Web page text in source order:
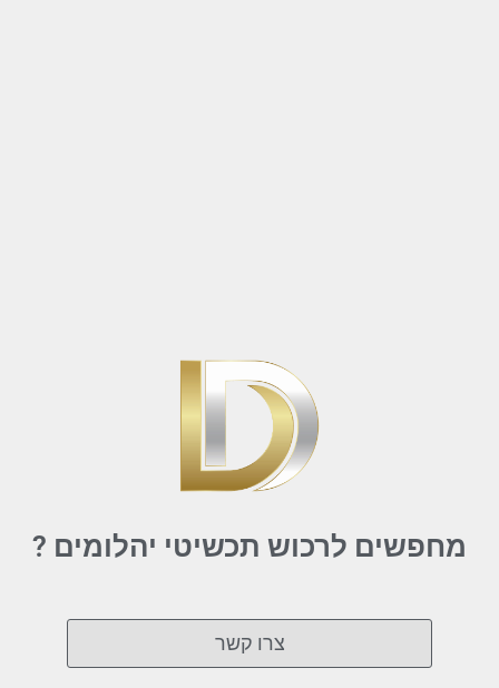
מחפשים לרכוש תכשיטי יהלומים ?
צרו קשר